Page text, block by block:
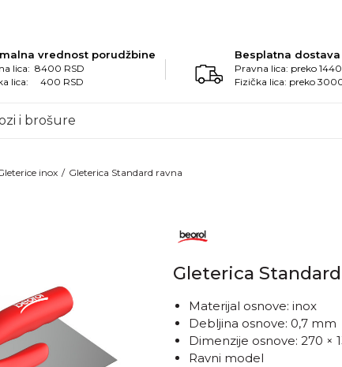
vrednost porudžbine
lica: 8400 RSD
lica: 400 RSD
Besplatna dostava
Pravna lica: preko
Fizička lica: preko
i brošure
inox Gleterica Standard ravna
Gleterica
Materijal osnove: inox
Debljina osnove: 0,7 mm
Dimenzije osnove: 270 ×
Ravni model